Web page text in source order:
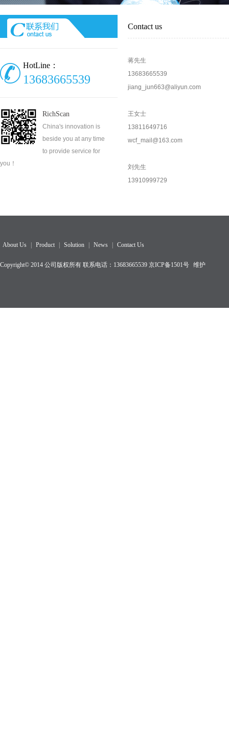
HotLine：
13683665539
RichScan
China's innovation is
beside you at any time
to provide service for
you！
Contact us
蒋先生
13683665539
jiang_jun663@aliyun.com
王女士
13811649716
wcf_mail@163.com
刘先生
13910999729
About Us Product Solution News Contact Us
Copyright© 2014 公司版权所有 联系电话：13683665539 京ICP备1501号 维护